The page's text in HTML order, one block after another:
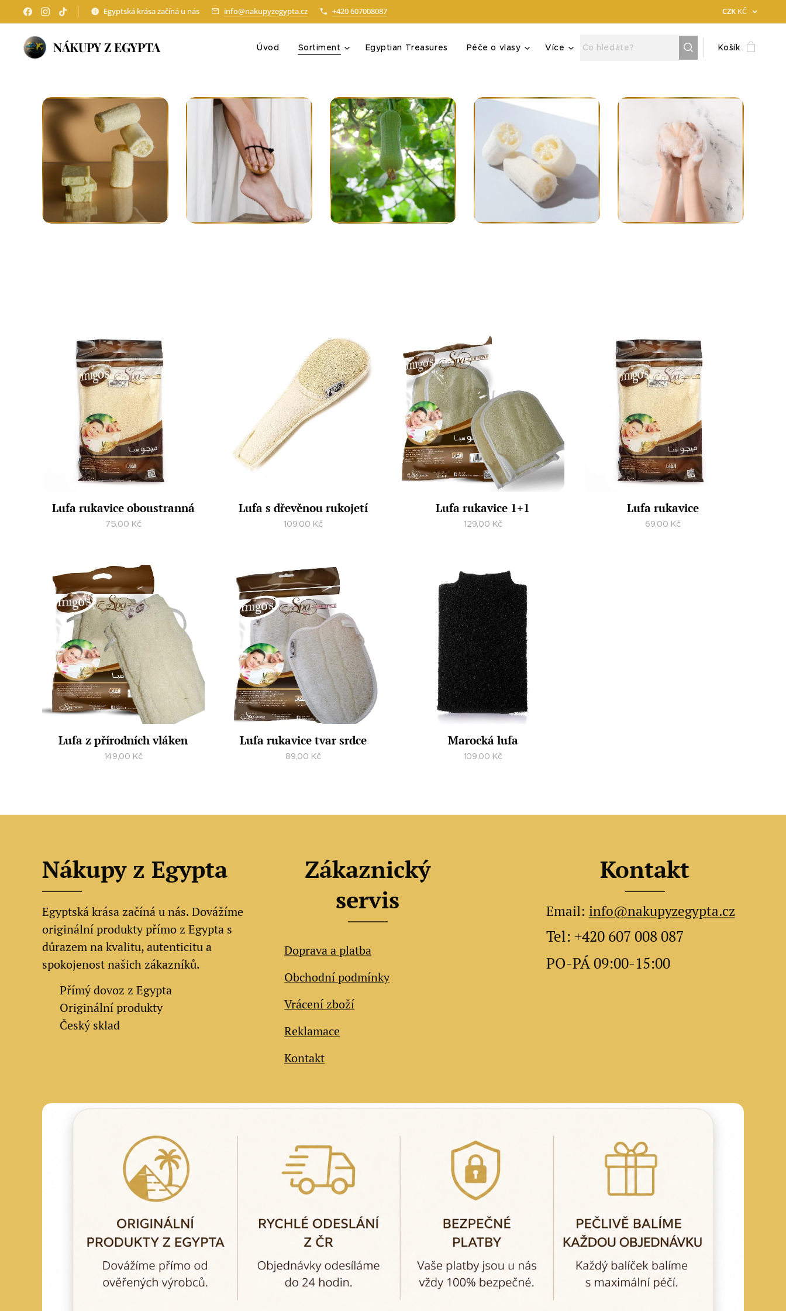
Egyptská krása začíná u nás info@nakupyzegypta.cz +420 607008087 CZK KČ
NÁKUPY Z EGYPTA Úvod Sortiment Egyptian Treasures Péče o vlasy Více Košík
Lufa rukavice oboustranná
75,00 Kč
Lufa s dřevěnou rukojetí
109,00 Kč
Lufa rukavice 1+1
129,00 Kč
Lufa rukavice
69,00 Kč
Lufa z přírodních vláken
149,00 Kč
Lufa rukavice tvar srdce
89,00 Kč
Marocká lufa
109,00 Kč
Nákupy z Egypta
Egyptská krása začíná u nás. Dovážíme
originální produkty přímo z Egypta s
důrazem na kvalitu, autenticitu a
spokojenost našich zákazníků.
Přímý dovoz z Egypta
Originální produkty
✔ Český sklad
Zákaznický
servis
Doprava a platba
Obchodní podmínky
Vrácení zboží
Reklamace
Kontakt
Kontakt
Email: info@nakupyzegypta.cz
Tel: +420 607 008 087
PO-PÁ 09:00-15:00